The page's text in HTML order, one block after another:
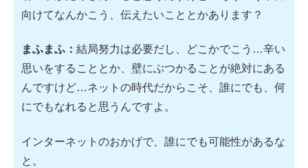
向けてなんかこう、伝えたいこととかあります？
まふまふ： 結局努力は必要だし、どこかでこう…辛い
思いをすることとか、壁にぶつかることが絶対にある
んですけど…ネットの時代だからこそ、誰にでも、何
にでもなれると思うんですよ。
インターネットのおかげで、誰にでも可能性があるな
と。